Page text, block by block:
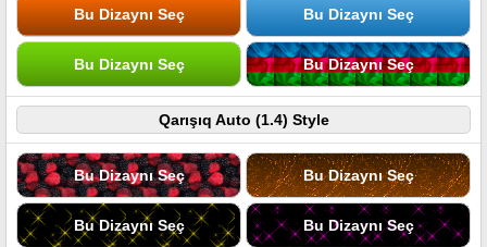
Bu Dizaynı Seç Bu Dizaynı Seç
Bu Dizaynı Seç Bu Dizaynı Seç
Qarışıq Auto (1.4) Style
Bu Dizaynı Seç Bu Dizaynı Seç
Bu Dizaynı Seç Bu Dizaynı Seç